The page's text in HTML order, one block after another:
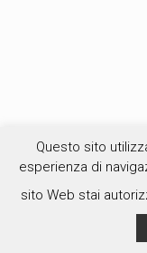
Questo sito
esperienza di
sito Web stai